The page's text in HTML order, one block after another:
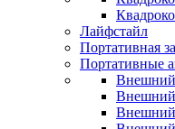
Лайфстайл
Портативная
Портативные
Внешний
Внешний
Внешний